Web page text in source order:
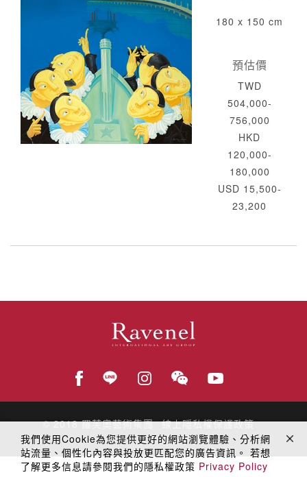
180 x 150 cm
預估價
TWD
504,000-
756,000
HKD
120,000-
180,000
USD 15,500-
23,200
© 2018羅芙奧藝術集團 線上隱私權保護政策
我們使用Cookie為您提供更好的網站瀏覽體驗、分析網
站流量、個性化內容與投放更匹配您的廣告資訊。 若想
了解更多信息請參閱我們的隱私權政策 Privacy Policy